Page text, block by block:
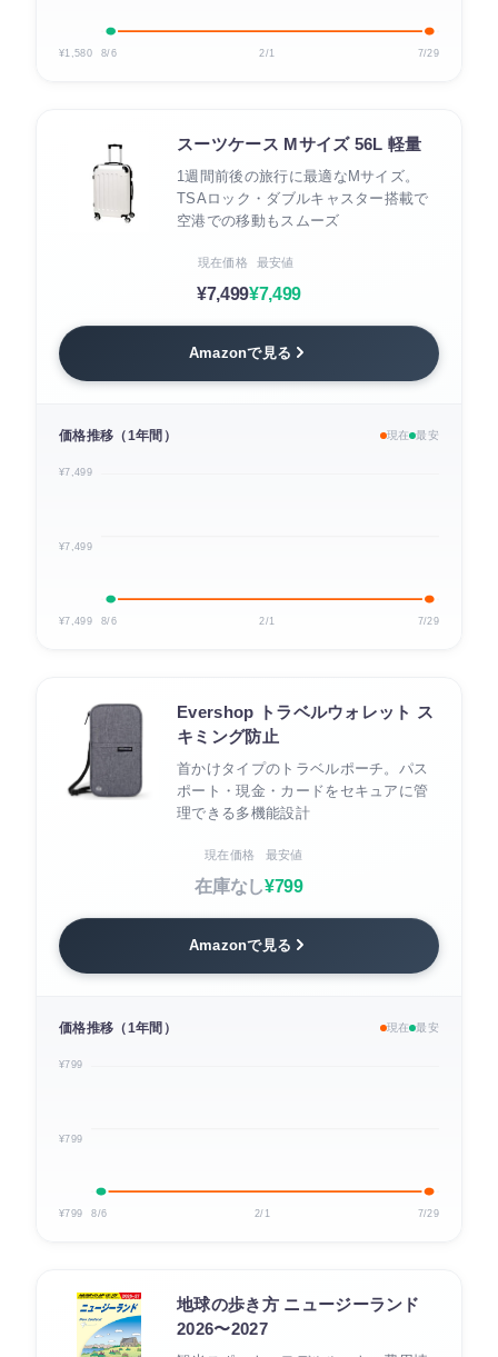
¥1,580 8/6 2/1 7/29
スーツケース Mサイズ 56L 軽量
1週間前後の旅行に最適なMサイズ。
TSAロック・ダブルキャスター搭載で
空港での移動もスムーズ
現在価格
¥7,499
最安値
¥7,499
Amazonで見る
価格推移（1年間） 現在 最安
¥7,499
¥7,499
¥7,499 8/6 2/1 7/29
Evershop トラベルウォレット ス
キミング防止
首かけタイプのトラベルポーチ。パス
ポート・現金・カードをセキュアに管
理できる多機能設計
現在価格
在庫なし
最安値
¥799
Amazonで見る
価格推移（1年間） 現在 最安
¥799
¥799
¥799 8/6 2/1 7/29
地球の歩き方 ニュージーランド
2026〜2027